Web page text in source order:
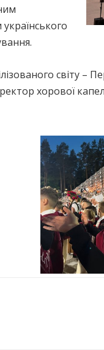
світу –
хорової